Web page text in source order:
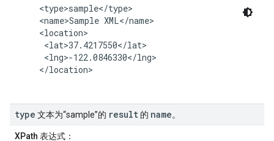
     <type>sample</type>
     <name>Sample XML</name>
     <location>
      <lat>37.4217550</lat>
      <lng>-122.0846330</lng>
     </location>
type 文本为“sample”的 result 的 name。
XPath 表达式 ：